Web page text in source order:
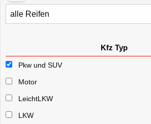
Kfz Typ
Pkw und SUV
Motor
LeichtLKW
LKW